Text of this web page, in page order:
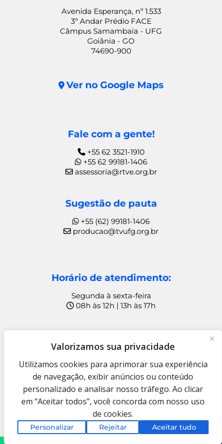
Valorizamos sua privacidade
Utilizamos cookies para aprimorar sua experiência
de navegação, exibir anúncios ou conteúdo
personalizado e analisar nosso tráfego. Ao clicar
em “Aceitar todos”, você concorda com nosso uso
de cookies.
Personalizar Rejeitar Aceitar tudo
Avenida Esperança, nº 1.533
3º Andar Prédio FACE
Câmpus Samambaia - UFG
Goiânia - GO
74690-900
Ver no Google Maps
Fale com a gente!
+55 62 3521-1910
+55 62 99181-1406
assessoria@rtve.org.br
Sugestão de pauta
+55 (62) 99181-1406
producao@tvufg.org.br
Horário de atendimento:
Segunda à sexta-feira
08h às 12h | 13h às 17h
+55 (62) 99815-1049
ouvidoria@rtve.org.br
TV UFG © Copyright 2009 – 2025
Fundação Rádio e Televisão
Educativa e Cultural
Termo de Uso e Aviso de Privacidade